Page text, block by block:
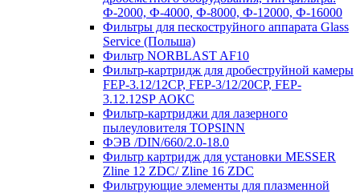
Ф-2000, Ф-4000, Ф-8000, Ф-12000, Ф-16000
Фильтры для пескоструйного аппарата Glass
Service (Польша)
Фильтр NORBLAST AF10
Фильтр-картридж для дробеструйной камеры
FEP-3.12/12СР, FEP-3/12/20CP, FEP-
3.12.12SP АОКС
Фильтр-картриджи для лазерного
пылеуловителя TOPSINN
ФЭВ /DIN/660/2.0-18.0
Фильтр картридж для установки MESSER
Zline 12 ZDC/ Zline 16 ZDC
Фильтрующие элементы для плазменной